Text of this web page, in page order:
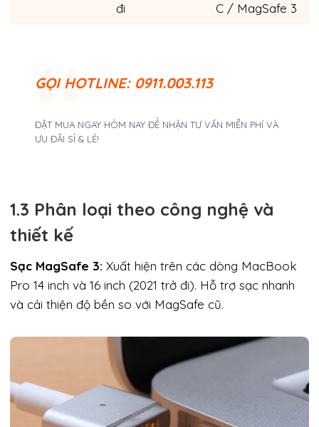
đi
C / MagSafe 3
GỌI HOTLINE: 0911.003.113
ĐẶT MUA NGAY HÔM NAY ĐỂ NHẬN TƯ VẤN MIỄN PHÍ VÀ
ƯU ĐÃI SỈ & LẺ!
1.3 Phân loại theo công nghệ và
thiết kế
Sạc MagSafe 3: Xuất hiện trên các dòng MacBook
Pro 14 inch và 16 inch (2021 trở đi). Hỗ trợ sạc nhanh
và cải thiện độ bền so với MagSafe cũ.